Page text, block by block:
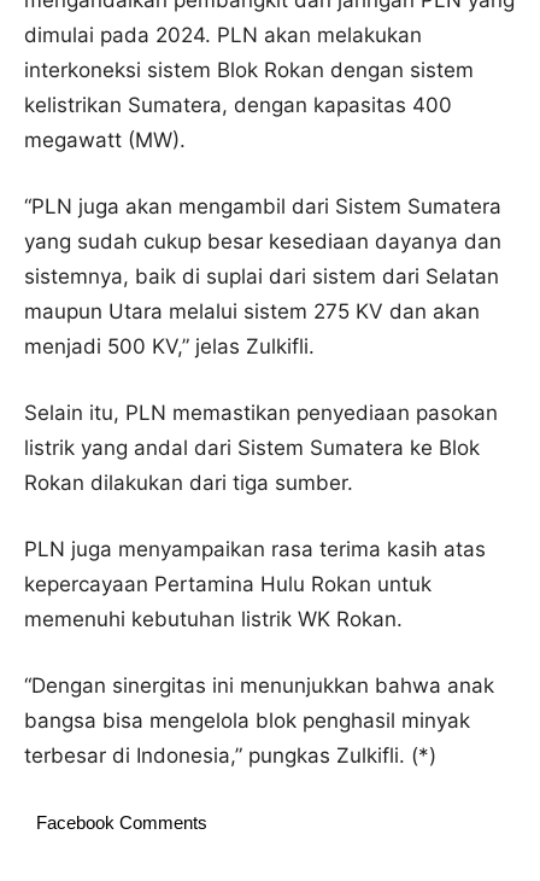
dimulai pada 2024. PLN akan melakukan
interkoneksi sistem Blok Rokan dengan sistem
kelistrikan Sumatera, dengan kapasitas 400
megawatt (MW).
“PLN juga akan mengambil dari Sistem Sumatera
yang sudah cukup besar kesediaan dayanya dan
sistemnya, baik di suplai dari sistem dari Selatan
maupun Utara melalui sistem 275 KV dan akan
menjadi 500 KV,” jelas Zulkifli.
Selain itu, PLN memastikan penyediaan pasokan
listrik yang andal dari Sistem Sumatera ke Blok
Rokan dilakukan dari tiga sumber.
PLN juga menyampaikan rasa terima kasih atas
kepercayaan Pertamina Hulu Rokan untuk
memenuhi kebutuhan listrik WK Rokan.
“Dengan sinergitas ini menunjukkan bahwa anak
bangsa bisa mengelola blok penghasil minyak
terbesar di Indonesia,” pungkas Zulkifli. (*)
Facebook Comments